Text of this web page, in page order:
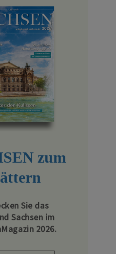
zum
Sie das
Sachsen im
2026.